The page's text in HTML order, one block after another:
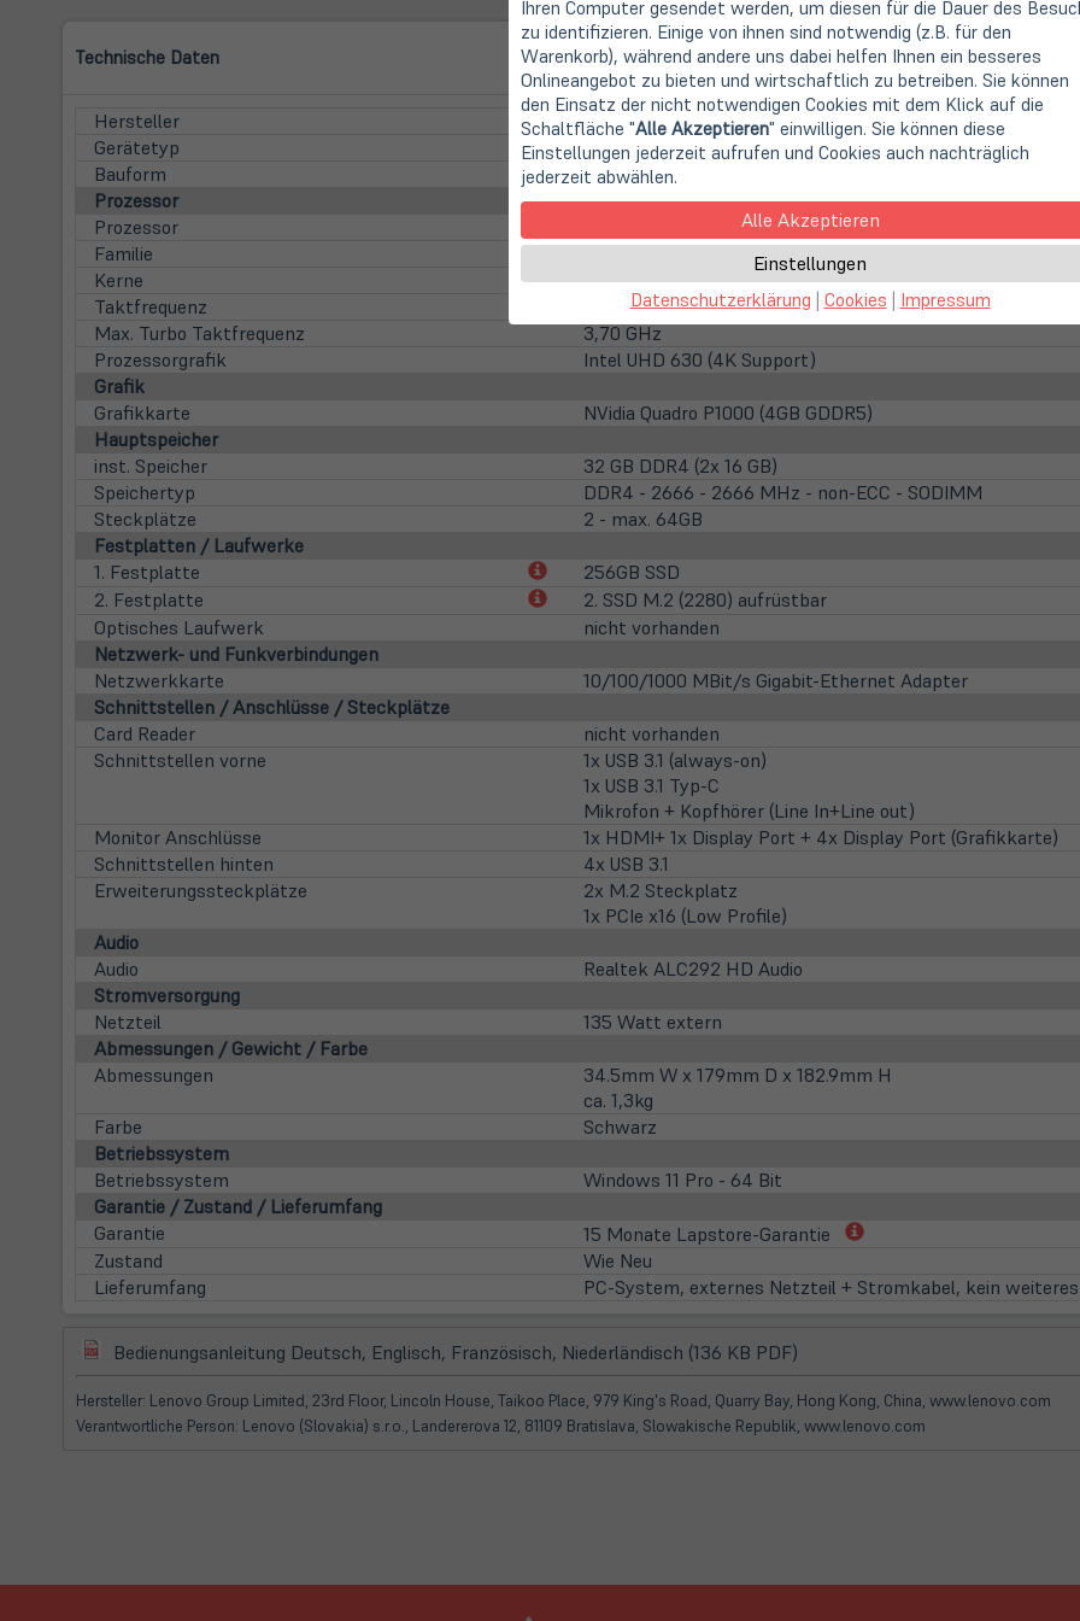
Technische Daten
Hersteller
Lenovo
Gerätetyp
Workstation
Bauform
Mini / Tiny / Nano
Prozessor
Prozessor
Intel Core i9-10900T (10x 1,9 GHz)
Familie
Kerne
6 Kerne (Hexa-Core)
Taktfrequenz
2,2 GHz
Max. Turbo Taktfrequenz
3,70 GHz
Prozessorgrafik
Intel UHD 630 (4K Support)
Grafik
Grafikkarte
NVidia Quadro P1000 (4GB GDDR5)
Hauptspeicher
inst. Speicher
32 GB DDR4 (2x 16 GB)
Speichertyp
DDR4 - 2666 - 2666 MHz - non-ECC - SODIMM
Steckplätze
2 - max. 64GB
Festplatten / Laufwerke
1. Festplatte
(öffnet
in
neuem
256GB SSD
2. Festplatte
(öffnet2. SSD M.2 (2280) aufrüstbar
Optisches Laufwerk
nicht vorhanden
Netzwerk- und Funkverbindungen
Netzwerkkarte
10/100/1000 MBit/s Gigabit-Ethernet Adapter
Schnittstellen / Anschlüsse / Steckplätze
Card Reader
nicht vorhanden
Schnittstellen vorne
1x USB 3.1 (always-on)
1x USB 3.1 Typ-C
Mikrofon + Kopfhörer (Line In+Line out)
Monitor Anschlüsse
1x HDMI+ 1x Display Port + 4x Display Port (Grafikkarte)
Schnittstellen hinten
4x USB 3.1
Erweiterungssteckplätze
2x M.2 Steckplatz
1x PCIe x16 (Low Profile)
Audio
Audio
Realtek ALC292 HD Audio
Stromversorgung
Netzteil
135 Watt extern
Abmessungen / Gewicht / Farbe
Abmessungen
34.5mm W x 179mm D x 182.9mm H
ca. 1,3kg
Farbe
Schwarz
Betriebssystem
Betriebssystem
Windows 11 Pro - 64 Bit
Garantie / Zustand / Lieferumfang
Garantie
15 Monate Lapstore-Garantie
(öffnet
neuem
Zustand
Wie Neu
Lieferumfang
PC-System, externes Netzteil + Stromkabel, kein
(öffnet
in
neuem
Tab)
Bedienungsanleitung Deutsch, Englisch, Französisch, Niederländisch (136 KB PDF)
in
neuem
Tab)
Hersteller: Lenovo Group Limited, 23rd Floor, Lincoln House, Taikoo Place, 979 King's Road, Quarry Bay, Hong Kong, China, www.lenovo.com
Verantwortliche Person: Lenovo (Slovakia) s.r.o., Landererova 12, 81109 Bratislava, Slowakische Republik, www.lenovo.com
Ihren Computer gesendet werden, um diesen für die Dauer des
zu identifizieren. Einige von ihnen sind notwendig (z.B. für den
Warenkorb), während andere uns dabei helfen Ihnen ein besseres
Onlineangebot zu bieten und wirtschaftlich zu betreiben. Sie können
den Einsatz der nicht notwendigen Cookies mit dem Klick auf die
Schaltfläche "Alle Akzeptieren" einwilligen. Sie können diese
Einstellungen jederzeit aufrufen und Cookies auch nachträglich
jederzeit abwählen.
Alle Akzeptieren
Einstellungen
Datenschutzerklärung | Cookies | Impressum